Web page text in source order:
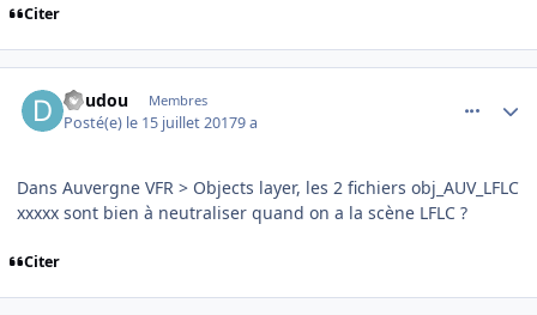
Citer
doudou Membres
Posté(e) le 15 juillet 20179 a
Dans Auvergne VFR > Objects layer, les 2 fichiers obj_AUV_LFLC
xxxxx sont bien à neutraliser quand on a la scène LFLC ?
Citer